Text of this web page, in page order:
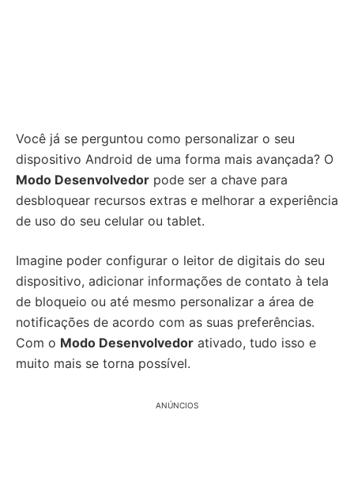
Você já se perguntou como personalizar o seu
dispositivo Android de uma forma mais avançada? O
Modo Desenvolvedor pode ser a chave para
desbloquear recursos extras e melhorar a experiência
de uso do seu celular ou tablet.
Imagine poder configurar o leitor de digitais do seu
dispositivo, adicionar informações de contato à tela
de bloqueio ou até mesmo personalizar a área de
notificações de acordo com as suas preferências.
Com o Modo Desenvolvedor ativado, tudo isso e
muito mais se torna possível.
ANÚNCIOS